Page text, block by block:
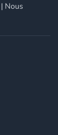
| Nous